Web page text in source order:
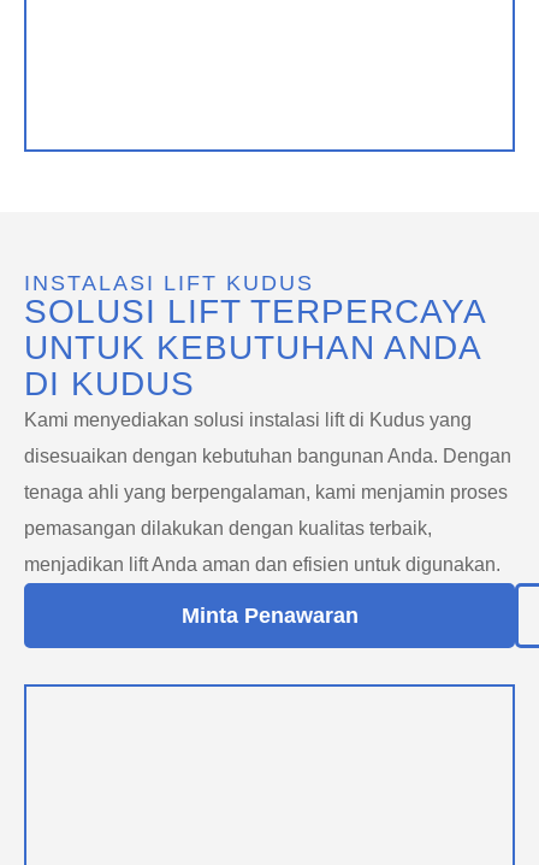
INSTALASI LIFT KUDUS
SOLUSI LIFT TERPERCAYA
UNTUK KEBUTUHAN ANDA
DI KUDUS
Kami menyediakan solusi instalasi lift di Kudus yang
disesuaikan dengan kebutuhan bangunan Anda. Dengan
tenaga ahli yang berpengalaman, kami menjamin proses
pemasangan dilakukan dengan kualitas terbaik,
menjadikan lift Anda aman dan efisien untuk digunakan.
Minta Penawaran